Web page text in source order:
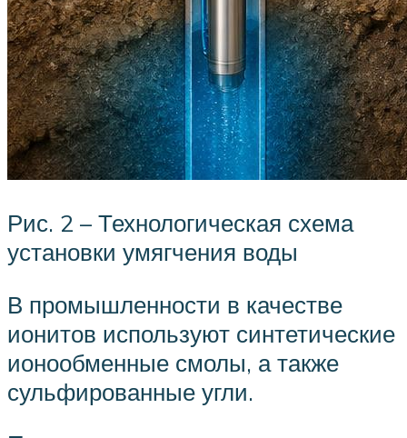
Рис. 2 – Технологическая схема
установки умягчения воды
В промышленности в качестве
ионитов используют синтетические
ионообменные смолы, а также
сульфированные угли.